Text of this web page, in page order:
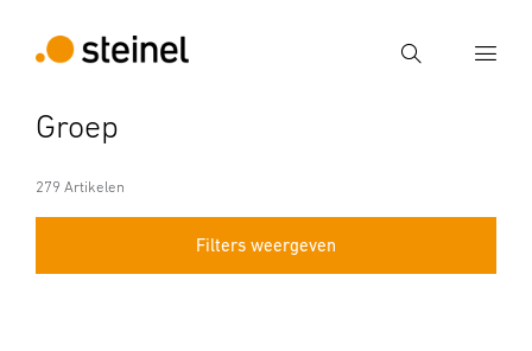
Zoek
Groep
279 Artikelen
Filters weergeven